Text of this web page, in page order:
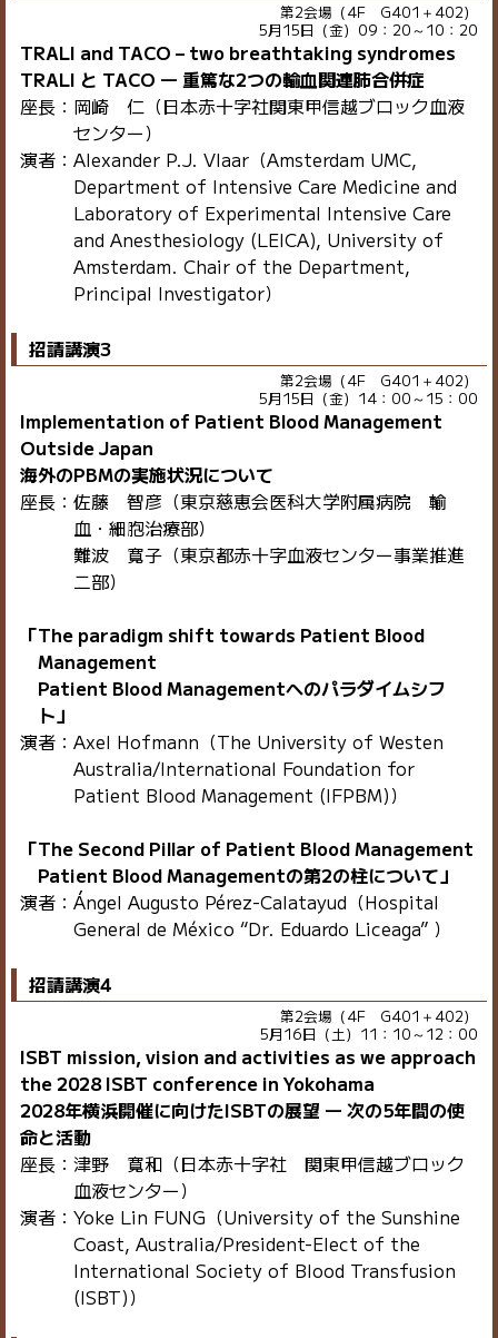
第2会場（4F G401＋402）
5月15日（金）09：20～10：20
TRALI and TACO – two breathtaking syndromes
TRALI と TACO ― 重篤な2つの輸血関連肺合併症
座長：岡崎 仁（日本赤十字社関東甲信越ブロック血液
センター）
演者：Alexander P.J. Vlaar（Amsterdam UMC,
Department of Intensive Care Medicine and
Laboratory of Experimental Intensive Care
and Anesthesiology (LEICA), University of
Amsterdam. Chair of the Department,
Principal Investigator）
招請講演3
第2会場（4F G401＋402）
5月15日（金）14：00～15：00
Implementation of Patient Blood Management
Outside Japan
海外のPBMの実施状況について
座長：佐藤 智彦（東京慈恵会医科大学附属病院 輸
血・細胞治療部）
難波 寛子（東京都赤十字血液センター事業推進
二部）
「The paradigm shift towards Patient Blood
Management
Patient Blood Managementへのパラダイムシフ
ト」
演者：Axel Hofmann（The University of Westen
Australia/International Foundation for
Patient Blood Management (IFPBM)）
「The Second Pillar of Patient Blood Management
Patient Blood Managementの第2の柱について」
演者：Ángel Augusto Pérez-Calatayud（Hospital
General de México “Dr. Eduardo Liceaga” ）
招請講演4
第2会場（4F G401＋402）
5月16日（土）11：10～12：00
ISBT mission, vision and activities as we approach
the 2028 ISBT conference in Yokohama
2028年横浜開催に向けたISBTの展望 ― 次の5年間の使
命と活動
座長：津野 寛和（日本赤十字社 関東甲信越ブロック
血液センター）
演者：Yoke Lin FUNG（University of the Sunshine
Coast, Australia/President-Elect of the
International Society of Blood Transfusion
(ISBT)）